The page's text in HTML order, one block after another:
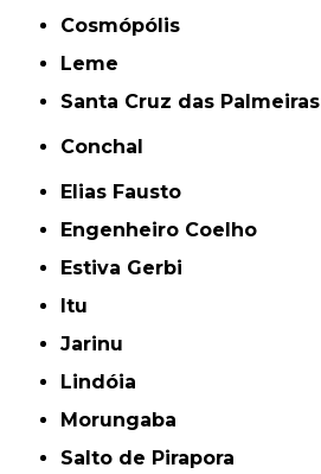
Cosmópólis
Leme
Santa Cruz das Palmeiras
Conchal
Elias Fausto
Engenheiro Coelho
Estiva Gerbi
Itu
Jarinu
Lindóia
Morungaba
Salto de Pirapora